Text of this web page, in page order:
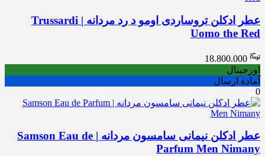
عطر ادکلن تروساردی اومو د رد مردانه | Trussardi
Uomo the Red
18.800.000
اورجینال
آماده ارسال
0
عطر ادکلن نیمانی سامسون مردانه | Samson Eau de
Parfum Men Nimany